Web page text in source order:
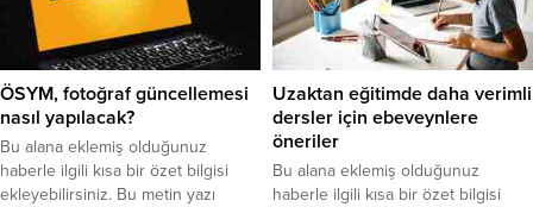
ÖSYM, fotoğraf güncellemesi
nasıl yapılacak?
Bu alana eklemiş olduğunuz
haberle ilgili kısa bir özet bilgisi
ekleyebilirsiniz. Bu metin yazı
Uzaktan eğitimde daha verimli
dersler için ebeveynlere
öneriler
Bu alana eklemiş olduğunuz
haberle ilgili kısa bir özet bilgisi